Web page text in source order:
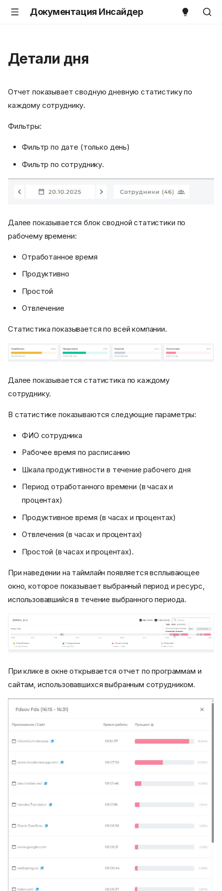
Документация Инсайдер
Детали дня
Отчет показывает сводную дневную статистику по
каждому сотруднику.
Фильтры:
Фильтр по дате (только день)
Фильтр по сотруднику.
Далее показывается блок сводной статистики по
рабочему времени:
Отработанное время
Продуктивно
Простой
Отвлечение
Статистика показывается по всей компании.
Далее показывается статистика по каждому
сотруднику.
В статистике показываются следующие параметры:
ФИО сотрудника
Рабочее время по расписанию
Шкала продуктивности в течение рабочего дня
Период отработанного времени (в часах и
процентах)
Продуктивное время (в часах и процентах)
Отвлечения (в часах и процентах)
Простой (в часах и процентах).
При наведении на таймлайн появляется всплывающее
окно, которое показывает выбранный период и ресурс,
использовавшийся в течение выбранного периода.
При клике в окне открывается отчет по программам и
сайтам, использовавшихся выбранным сотрудником.